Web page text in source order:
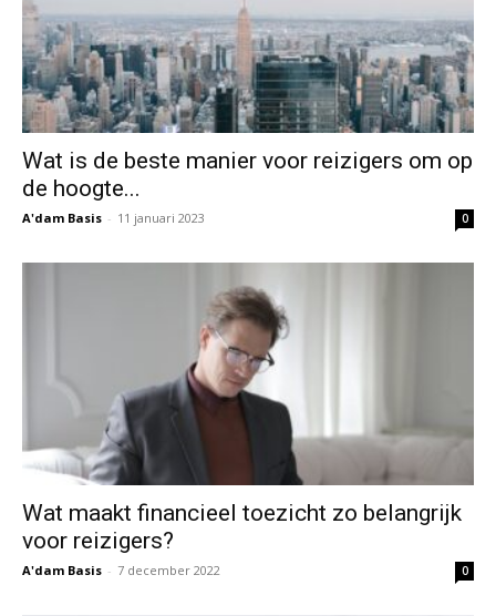
Wat is de beste manier voor reizigers om op
de hoogte...
A'dam Basis - 11 januari 2023 0
Wat maakt financieel toezicht zo belangrijk
voor reizigers?
A'dam Basis - 7 december 2022 0